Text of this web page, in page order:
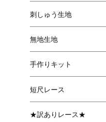
刺しゅう生地
無地生地
手作りキット
短尺レース
★訳ありレース★